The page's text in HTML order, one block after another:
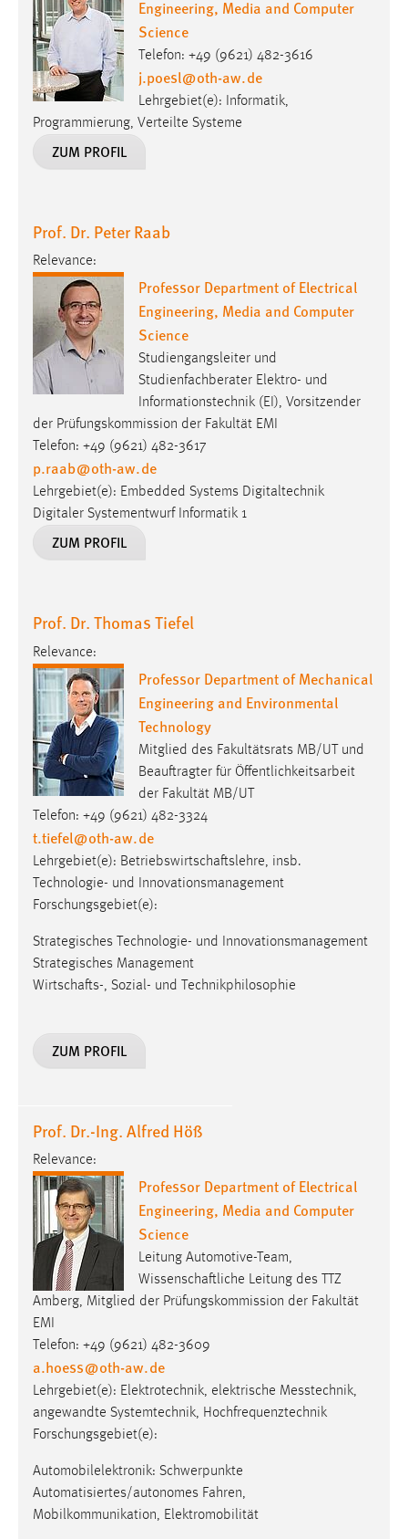
Engineering, Media and Computer
Science
Telefon: +49 (9621) 482-3616
j.poesl@oth-aw.de
Lehrgebiet(e): Informatik,
Programmierung, Verteilte Systeme
ZUM PROFIL
Prof. Dr. Peter Raab
Relevance:
Professor Department of Electrical
Engineering, Media and Computer
Science
Studiengangsleiter und
Studienfachberater Elektro- und
Informationstechnik (EI), Vorsitzender
der Prüfungskommission der Fakultät EMI
Telefon: +49 (9621) 482-3617
p.raab@oth-aw.de
Lehrgebiet(e): Embedded Systems Digitaltechnik
Digitaler Systementwurf Informatik 1
ZUM PROFIL
Prof. Dr. Thomas Tiefel
Relevance:
Professor Department of Mechanical
Engineering and Environmental
Technology
Mitglied des Fakultätsrats MB/UT und
Beauftragter für Öffentlichkeitsarbeit
der Fakultät MB/UT
Telefon: +49 (9621) 482-3324
t.tiefel@oth-aw.de
Lehrgebiet(e): Betriebswirtschaftslehre, insb.
Technologie- und Innovationsmanagement
Forschungsgebiet(e):
Strategisches Technologie- und Innovationsmanagement
Strategisches Management
Wirtschafts-, Sozial- und Technikphilosophie
ZUM PROFIL
Prof. Dr.-Ing. Alfred Höß
Relevance:
Professor Department of Electrical
Engineering, Media and Computer
Science
Leitung Automotive-Team,
Wissenschaftliche Leitung des TTZ
Amberg, Mitglied der Prüfungskommission der Fakultät
EMI
Telefon: +49 (9621) 482-3609
a.hoess@oth-aw.de
Lehrgebiet(e): Elektro­tech­nik, elek­trische Mess­technik,
angewandte Systemtechnik, Hochfrequenztechnik
Forschungsgebiet(e):
Automobilelektronik: Schwerpunkte
Automatisiertes/autonomes Fahren,
Mobilkommunikation, Elektromobilität